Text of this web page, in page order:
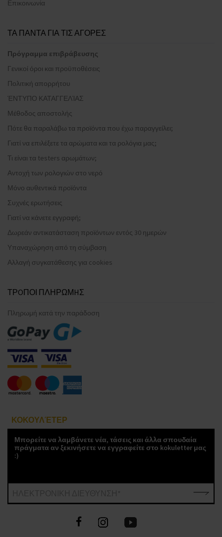
Επικοινωνία
ΤΑ ΠΑΝΤΑ ΓΙΑ ΤΙΣ ΑΓΟΡΕΣ
Πρόγραμμα επιβράβευσης
Γενικοί όροι και προϋποθέσεις
Πολιτική απορρήτου
ΈΝΤΥΠΟ ΚΑΤΑΓΓΕΛΊΑΣ
Μέθοδος αποστολής
Πότε θα παραλάβω τα προϊόντα που έχω παραγγείλει;
Γιατί να επιλέξετε τα αρώματα και τα ρολόγια μας;
Τι είναι τα testers αρωμάτων;
Αντοχή των ρολογιών στο νερό
Μόνο αυθεντικά προϊόντα
Συχνές ερωτήσεις
Γιατί να κάνετε εγγραφή;
Δωρεάν αντικατάσταση προϊόντων εντός 30 ημερών
Υπαναχώρηση από τη σύμβαση
Αλλαγή συγκατάθεσης για cookies
ΤΡOΠΟΙ ΠΛΗΡΩΜHΣ
Πληρωμή κατά την παράδοση
ΚΟΚΟΥΛΈΤΕΡ
Μπορείτε να λαμβάνετε νέα, τάσεις και άλλα σπουδαία
πράγματα αν ξεκινήσετε να εγγραφείτε στο kokuletter μας
:)